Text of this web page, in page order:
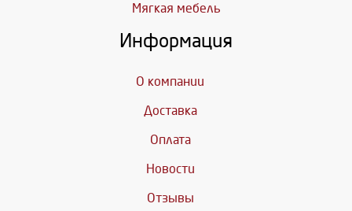
Мягкая мебель
Информация
О компании
Доставка
Оплата
Новости
Отзывы